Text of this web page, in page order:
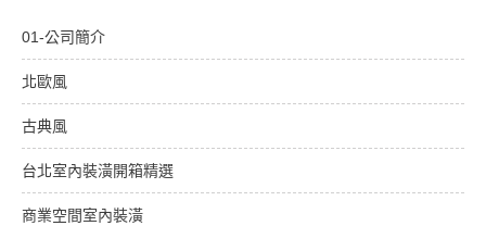
01-公司簡介
北歐風
古典風
台北室內裝潢開箱精選
商業空間室內裝潢